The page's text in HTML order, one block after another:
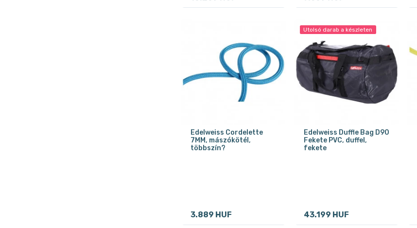
Edelweiss Cordelette
7MM, mászókötél,
többszín?
3.889 HUF
Utolsó darab a készleten
Edelweiss Duffle Bag D90
Fekete PVC, duffel,
fekete
43.199 HUF